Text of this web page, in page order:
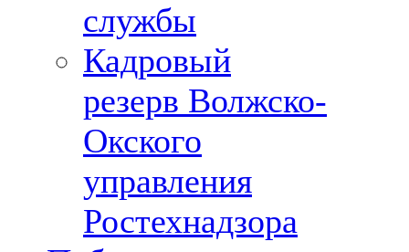
службы
Кадровый
резерв Волжско-
Окского
управления
Ростехнадзора